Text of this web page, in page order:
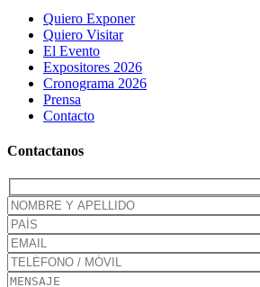
Area
Quiero Exponer
Quiero Visitar
El Evento
Expositores 2026
Cronograma 2026
Prensa
Contacto
Contactanos